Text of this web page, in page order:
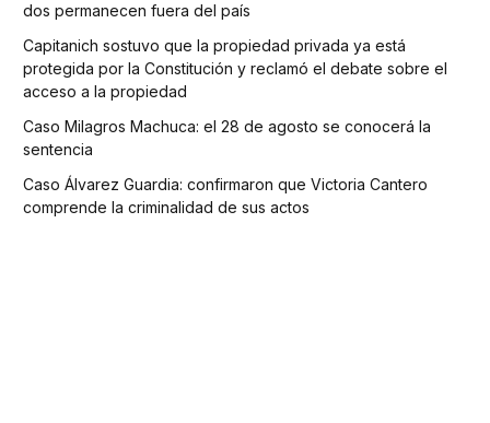
dos permanecen fuera del país
Capitanich sostuvo que la propiedad privada ya está
protegida por la Constitución y reclamó el debate sobre el
acceso a la propiedad
Caso Milagros Machuca: el 28 de agosto se conocerá la
sentencia
Caso Álvarez Guardia: confirmaron que Victoria Cantero
comprende la criminalidad de sus actos